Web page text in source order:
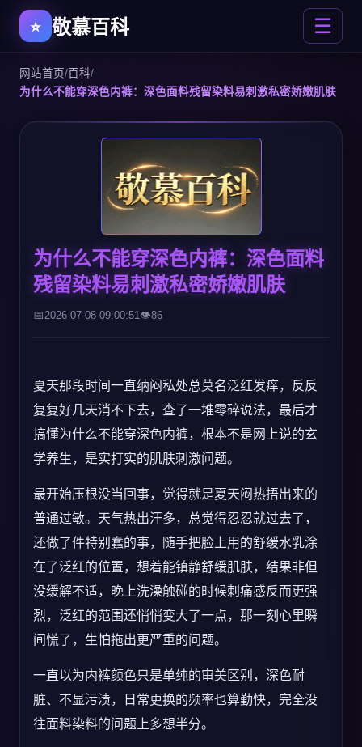
敬慕百科 ☰
网站首页/百科/
为什么不能穿深色内裤：深色面料残留染料易刺激私密娇嫩肌肤
为什么不能穿深色内裤：深色面料
残留染料易刺激私密娇嫩肌肤
2026-07-08 09:00:51 86
夏天那段时间一直纳闷私处总莫名泛红发痒，反反
复复好几天消不下去，查了一堆零碎说法，最后才
搞懂为什么不能穿深色内裤，根本不是网上说的玄
学养生，是实打实的肌肤刺激问题。
最开始压根没当回事，觉得就是夏天闷热捂出来的
普通过敏。天气热出汗多，总觉得忍忍就过去了，
还做了件特别蠢的事，随手把脸上用的舒缓水乳涂
在了泛红的位置，想着能镇静舒缓肌肤，结果非但
没缓解不适，晚上洗澡触碰的时候刺痛感反而更强
烈，泛红的范围还悄悄变大了一点，那一刻心里瞬
间慌了，生怕拖出更严重的问题。
一直以为内裤颜色只是单纯的审美区别，深色耐
脏、不显污渍，日常更换的频率也算勤快，完全没
往面料染料的问题上多想半分。